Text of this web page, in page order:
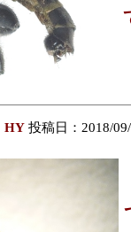
HY投稿日：2018/